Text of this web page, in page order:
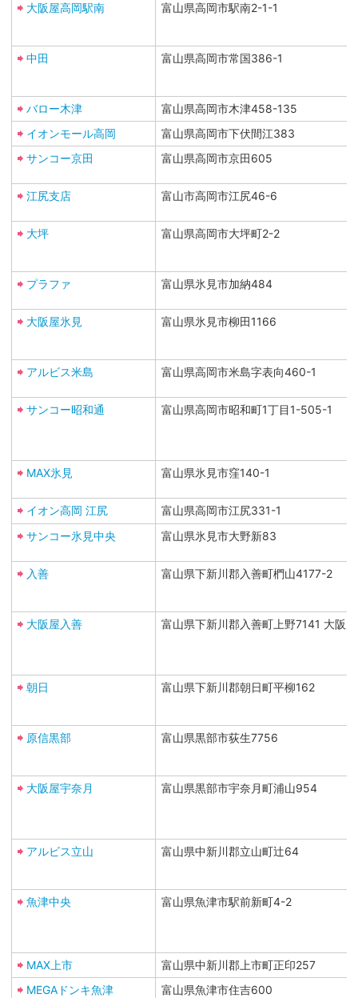
大阪屋高岡駅南 富山県高岡市駅南2-1-1
中田 富山県高岡市常国386-1
バロー木津
富山県高岡市木津458-135
イオンモール高岡
富山県高岡市下伏間江383
サンコー京田
富山県高岡市京田605
江尻支店 富山市高岡市江尻46-6
大坪 富山県高岡市大坪町2-2
プラファ 富山県氷見市加納484
大阪屋氷見 富山県氷見市柳田1166
アルビス米島 富山県高岡市米島字表向460-1
サンコー昭和通 富山県高岡市昭和町1丁目1-505-1
MAX氷見 富山県氷見市窪140-1
イオン高岡 江尻
富山県高岡市江尻331-1
サンコー氷見中央
富山県氷見市大野新83
入善 富山県下新川郡入善町椚山4177-2
大阪屋入善 富山県下新川郡入善町上野7141 大阪
朝日 富山県下新川郡朝日町平柳162
原信黒部 富山県黒部市荻生7756
大阪屋宇奈月 富山県黒部市宇奈月町浦山954
アルビス立山 富山県中新川郡立山町辻64
魚津中央 富山県魚津市駅前新町4-2
MAX上市
富山県中新川郡上市町正印257
MEGAドンキ魚津
富山県魚津市住吉600